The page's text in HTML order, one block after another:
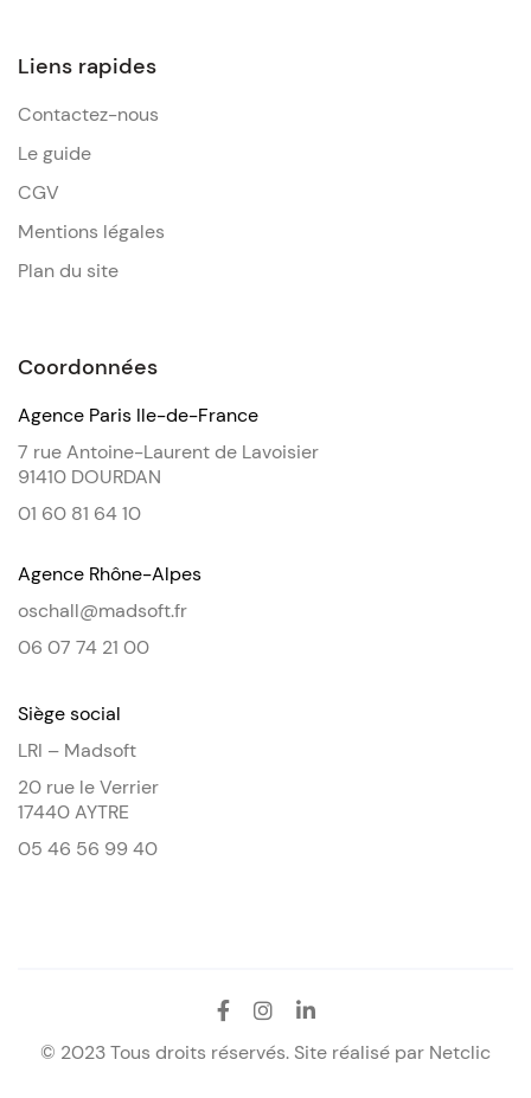
Liens rapides
Contactez-nous
Le guide
CGV
Mentions légales
Plan du site
Coordonnées
Agence Paris Ile-de-France
7 rue Antoine-Laurent de Lavoisier
91410 DOURDAN
01 60 81 64 10
Agence Rhône-Alpes
oschall@madsoft.fr
06 07 74 21 00
Siège social
LRI – Madsoft
20 rue le Verrier
17440 AYTRE
05 46 56 99 40
© 2023 Tous droits réservés. Site réalisé par Netclic